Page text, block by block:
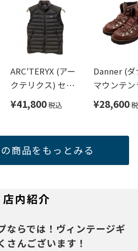
ARC'TERYX (アー
クテリクス) セリ
ウム ベスト ブラ
ック サイズ:S
¥41,800税込
Danner (
マウンテ
ブーツ ブ
サイズ:US8
¥28,600
商品をもっとみる
店内紹介
ならでは！ヴィンテージギ
さんございます！